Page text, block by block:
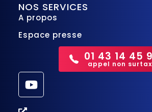
NOS SERVICES
A propos
Espace presse
01 43 14 45
appel non